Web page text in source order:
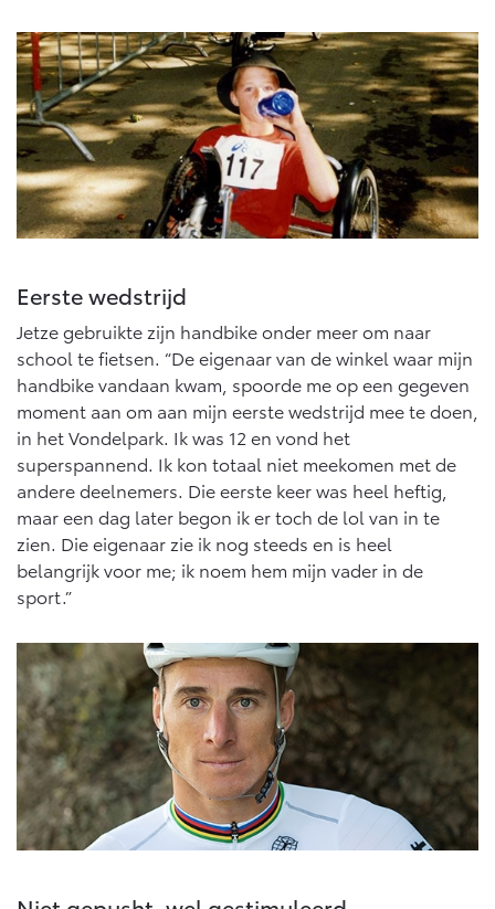
Vanaf € 39.995,- Vanaf € 48.995,-
Mirai
Vanaf € 76.695,-
Proace City (excl. BTW)
Vanaf € 27.945,-
Proace (excl. BTW)
OOK ALS BATTERIJ-
ELEKTRISCH
Vanaf € 37.500,-
Proace Verso
BATTERIJ-ELEKTRISCH
Vanaf € 55.950,-
Proace Max (excl. BTW)
OOK ALS BATTERIJ-
ELEKTRISCH
Hilux (excl. BTW)
OOK ALS BATTERIJ-
ELEKTRISCH
Eerste wedstrijd
Jetze gebruikte zijn handbike onder meer om naar
school te fietsen. “De eigenaar van de winkel waar mijn
handbike vandaan kwam, spoorde me op een gegeven
moment aan om aan mijn eerste wedstrijd mee te doen,
in het Vondelpark. Ik was 12 en vond het
superspannend. Ik kon totaal niet meekomen met de
andere deelnemers. Die eerste keer was heel heftig,
maar een dag later begon ik er toch de lol van in te
zien. Die eigenaar zie ik nog steeds en is heel
belangrijk voor me; ik noem hem mijn vader in de
sport.”